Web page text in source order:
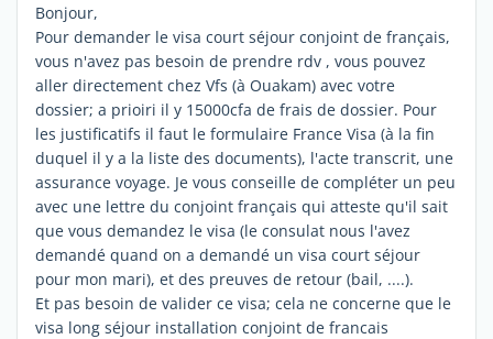
Bonjour,
Pour demander le visa court séjour conjoint de français,
vous n'avez pas besoin de prendre rdv , vous pouvez
aller directement chez Vfs (à Ouakam) avec votre
dossier; a prioiri il y 15000cfa de frais de dossier. Pour
les justificatifs il faut le formulaire France Visa (à la fin
duquel il y a la liste des documents), l'acte transcrit, une
assurance voyage. Je vous conseille de compléter un peu
avec une lettre du conjoint français qui atteste qu'il sait
que vous demandez le visa (le consulat nous l'avez
demandé quand on a demandé un visa court séjour
pour mon mari), et des preuves de retour (bail, ....).
Et pas besoin de valider ce visa; cela ne concerne que le
visa long séjour installation conjoint de francais